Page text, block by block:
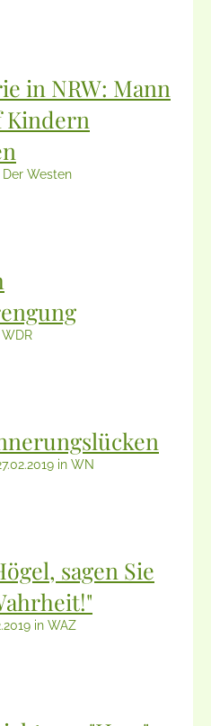
in NRW: Mann
Kindern
Der Westen
in WN
sagen Sie
in WAZ